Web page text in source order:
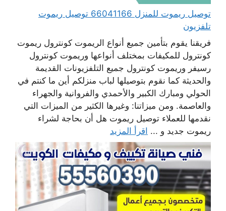
توصيل ريموت للمنزل 66041166 توصيل ريموت
تلفزيون
فريقنا يقوم بتأمين جميع أنواع الريموت كونترول ريموت
كونترول للمكيفات بمختلف أنواعها وريموت كونترول
رسيفر وريموت كونترول جميع التلفزيونات القديمة
والحديثة كما نقوم بتوصيلها لباب منزلكم أين ما كنتم في
الحولي ومبارك الكبير والأحمدي والفروانية والجهراء
والعاصمة. ومن ميزاتنا: وغيرها الكثير من الميزات التي
نقدمها للعملاء توصيل ريموت هل أن بحاجة لشراء
ريموت جديد و ... اقرأ المزيد